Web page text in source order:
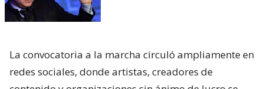
La convocatoria a la marcha circuló ampliamente en
redes sociales, donde artistas, creadores de